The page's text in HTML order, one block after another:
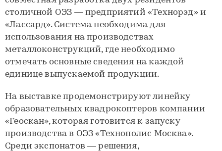
столичной ОЭЗ — предприятий «Технорэд» и
«Лассард». Система необходима для
использования на производствах
металлоконструкций, где необходимо
отмечать основные сведения на каждой
единице выпускаемой продукции.
На выставке продемонстрируют линейку
образовательных квадрокоптеров компании
«Геоскан», которая готовится к запуску
производства в ОЭЗ «Технополис Москва».
Среди экспонатов — решения,